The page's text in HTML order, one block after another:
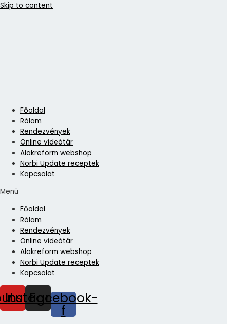
Skip to content
Főoldal
Rólam
Rendezvények
Online videótár
Alakreform webshop
Norbi Update receptek
Kapcsolat
Menü
Főoldal
Rólam
Rendezvények
Online videótár
Alakreform webshop
Norbi Update receptek
Kapcsolat
Instagram
Facebook-
f